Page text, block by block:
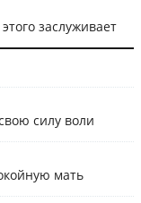
заслуживает
силу воли
мать